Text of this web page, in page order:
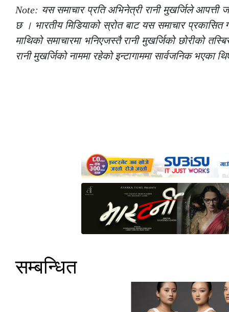
Note: यस समाचार प्रति अभिनेत्री रानी मुखर्जिले आपत्ती
छ । भारतीय मिडियाको स्रोत बाट यस समाचार प्रकासित
माथिको समाचारमा भनिएजस्तै रानी मुखर्जिको छोरीको
रानी मुखर्जिको नाममा रहेको इन्टागाममा सार्वजनिक भएका
सम्बन्धित